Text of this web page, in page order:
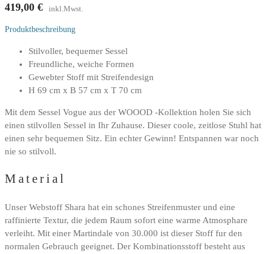
419,00 € inkl.Mwst.
Produktbeschreibung
Stilvoller, bequemer Sessel
Freundliche, weiche Formen
Gewebter Stoff mit Streifendesign
H 69 cm x B 57 cm x T 70 cm
Mit dem Sessel Vogue aus der WOOOD -Kollektion holen Sie sich
einen stilvollen Sessel in Ihr Zuhause. Dieser coole, zeitlose Stuhl hat
einen sehr bequemen Sitz. Ein echter Gewinn! Entspannen war noch
nie so stilvoll.
Material
Unser Webstoff Shara hat ein schones Streifenmuster und eine
raffinierte Textur, die jedem Raum sofort eine warme Atmosphare
verleiht. Mit einer Martindale von 30.000 ist dieser Stoff fur den
normalen Gebrauch geeignet. Der Kombinationsstoff besteht aus